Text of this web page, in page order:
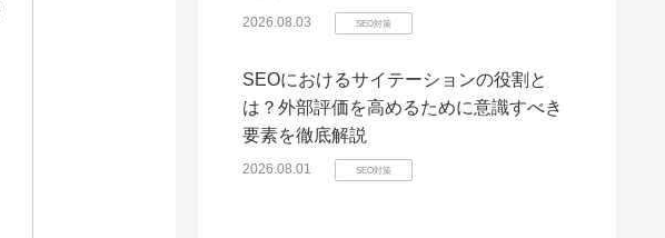
2026.08.03 SEO対策
SEOにおけるサイテーションの役割と
は？外部評価を高めるために意識すべき
要素を徹底解説
2026.08.01 SEO対策